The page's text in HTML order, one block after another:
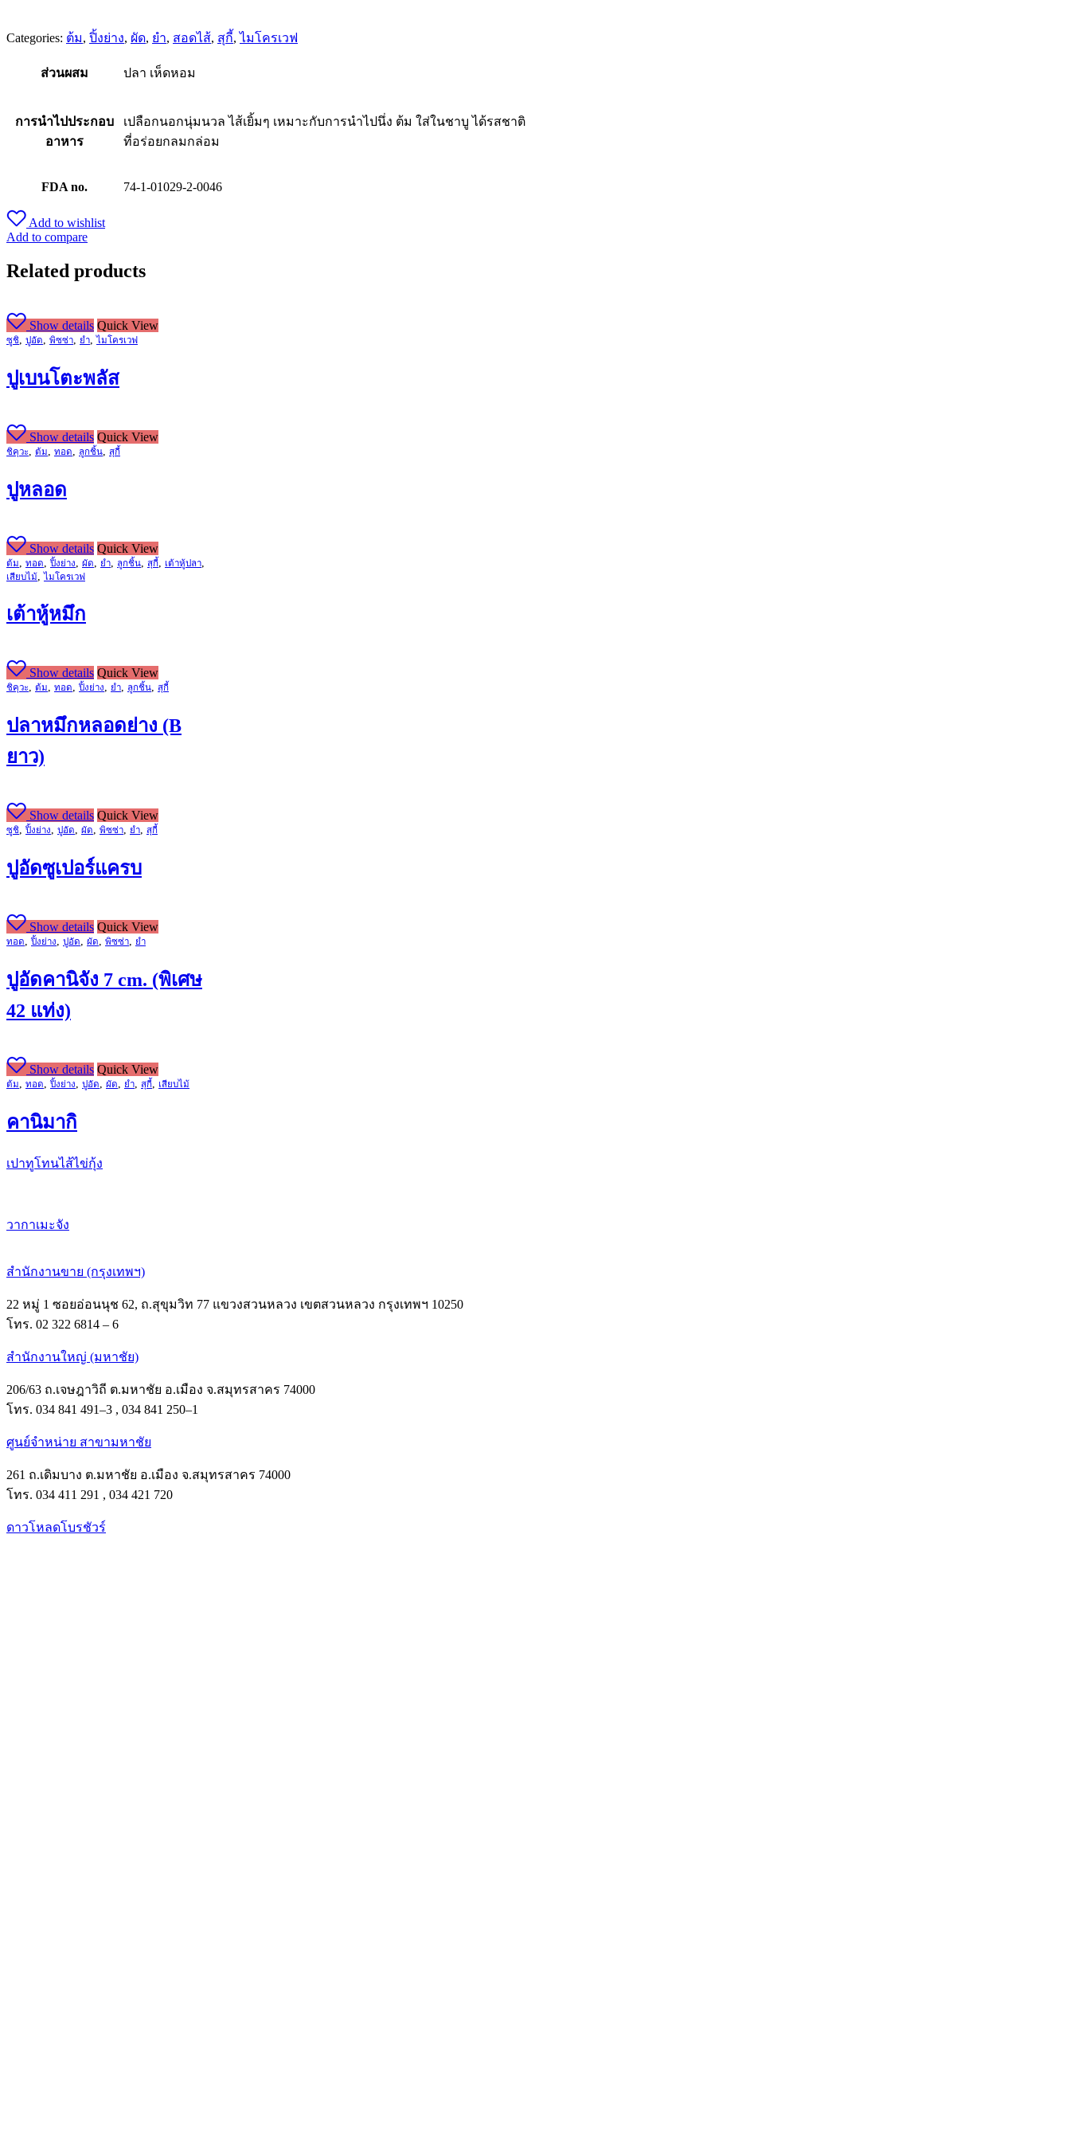
Categories: ต้ม, ปิ้งย่าง, ผัด, ยำ, สอดไส้, สุกี้,ไมโครเวฟ
ส่วนผสม ปลา เห็ดหอม
การนำไปประกอบ
อาหาร
เปลือกนอกนุ่มนวล ไส้เยิ้มๆ เหมาะกับการนำไปนึ่ง ต้ม ใส่ในชาบู ได้รสชาติ
ที่อร่อยกลมกล่อม
FDA no. 74-1-01029-2-0046
Add to wishlist
Add to compare
Related products
Show details Quick View
ซูชิ ปูอัด พิซซ่า ยำ ,ไมโครเวฟ
ปูเบนโตะพลัส
Show details Quick View
ชิคุวะ ต้ม ทอด ลูกชิ้น สุกี้
ปูหลอด
Show details Quick View
ต้ม ทอด ,ปิ้งย่าง ผัด ยำ ลูกชิ้น สุกี้ เต้าหู้ปลา
เสียบไม้ ,ไมโครเวฟ
เต้าหู้หมึก
Show details Quick View
ชิคุวะ, ต้ม, ทอด,ปิ้งย่าง, ยำ, ลูกชิ้น, สุกี้
ปลาหมึกหลอดย่าง (B
ยาว)
Show details Quick View
ซูชิ,ปิ้งย่าง, ปูอัด, ผัด, พิซซ่า, ยำ, สุกี้
ปูอัดซูเปอร์แครบ
Show details Quick View
ทอด,ปิ้งย่าง, ปูอัด, ผัด, พิซซ่า, ยำ
ปูอัดคานิจัง 7 cm. (พิเศษ
42 แท่ง)
Show details Quick View
ต้ม ทอด ,ปิ้งย่าง ปูอัด ผัด ยำ สุกี้ เสียบไม้
คานิมากิ
เปาทูโทนไส้ไข่กุ้ง
วากาเมะจัง
สำนักงานขาย (กรุงเทพฯ)
22 หมู่ 1 ซอยอ่อนนุช 62, ถ.สุขุมวิท 77 แขวงสวนหลวง เขตสวนหลวง กรุงเทพฯ 10250
โทร. 02 322 6814 – 6
สำนักงานใหญ่ (มหาชัย)
206/63 ถ.เจษฎาวิถี ต.มหาชัย อ.เมือง จ.สมุทรสาคร 74000
โทร. 034 841 491–3 , 034 841 250–1
ศูนย์จำหน่าย สาขามหาชัย
261 ถ.เดิมบาง ต.มหาชัย อ.เมือง จ.สมุทรสาคร 74000
โทร. 034 411 291 , 034 421 720
ดาวโหลดโบรชัวร์